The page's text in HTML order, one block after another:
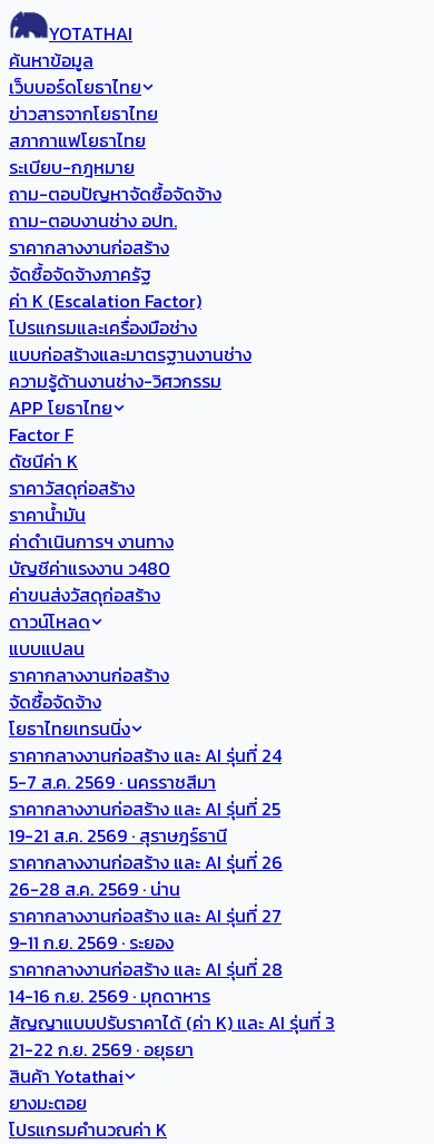
YOTATHAI
ค้นหาข้อมูล
เว็บบอร์ดโยธาไทย
ข่าวสารจากโยธาไทย
สภากาแฟโยธาไทย
ระเบียบ-กฎหมาย
ถาม-ตอบปัญหาจัดซื้อจัดจ้าง
ถาม-ตอบงานช่าง อปท.
ราคากลางงานก่อสร้าง
จัดซื้อจัดจ้างภาครัฐ
ค่า K (Escalation Factor)
โปรแกรมและเครื่องมือช่าง
แบบก่อสร้างและมาตรฐานงานช่าง
ความรู้ด้านงานช่าง-วิศวกรรม
APP โยธาไทย
Factor F
ดัชนีค่า K
ราคาวัสดุก่อสร้าง
ราคาน้ำมัน
ค่าดำเนินการฯ งานทาง
บัญชีค่าแรงงาน ว480
ค่าขนส่งวัสดุก่อสร้าง
ดาวน์โหลด
แบบแปลน
ราคากลางงานก่อสร้าง
จัดซื้อจัดจ้าง
โยธาไทยเทรนนิ่ง
ราคากลางงานก่อสร้าง และ AI รุ่นที่ 24
5-7 ส.ค. 2569 · นครราชสีมา
ราคากลางงานก่อสร้าง และ AI รุ่นที่ 25
19-21 ส.ค. 2569 · สุราษฎร์ธานี
ราคากลางงานก่อสร้าง และ AI รุ่นที่ 26
26-28 ส.ค. 2569 · น่าน
ราคากลางงานก่อสร้าง และ AI รุ่นที่ 27
9-11 ก.ย. 2569 · ระยอง
ราคากลางงานก่อสร้าง และ AI รุ่นที่ 28
14-16 ก.ย. 2569 · มุกดาหาร
สัญญาแบบปรับราคาได้ (ค่า K) และ AI รุ่นที่ 3
21-22 ก.ย. 2569 · อยุธยา
สินค้า Yotathai
ยางมะตอย
โปรแกรมคำนวณค่า K